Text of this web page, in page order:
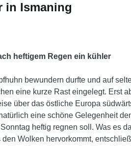
in Ismaning
heftigem Regen ein kühler
bewundern durfte und auf
eine kurze Rast eingelegt. Erst
über das östliche Europa
eine schöne Gelegenheit
heftig regnen soll. Was es
Wolken hervorkommt,